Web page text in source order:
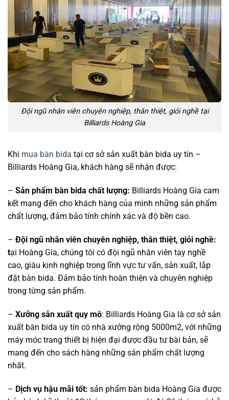
Đội ngũ nhân viên chuyên nghiệp, thân thiệt, giỏi nghề tại
Billiards Hoàng Gia
Khi mua bàn bida tại cơ sở sản xuất bàn bida uy tín –
Billiards Hoàng Gia, khách hàng sẽ nhận được:
– Sản phẩm bàn bida chất lượng: Billiards Hoàng Gia cam
kết mang đến cho khách hàng của mình những sản phẩm
chất lượng, đảm bảo tính chính xác và độ bền cao.
– Đội ngũ nhân viên chuyên nghiệp, thân thiệt, giỏi nghề:
tại Hoàng Gia, chúng tôi có đội ngũ nhân viên tay nghề
cao, giàu kinh nghiệp trong lĩnh vực tư vấn, sản xuất, lắp
đặt bàn bida. Đảm bảo tính hoàn thiện và chuyên nghiệp
trong từng sản phẩm.
– Xưởng sản xuất quy mô: Billiards Hoàng Gia là cơ sở sản
xuất bàn bida uy tín có nhà xưởng rộng 5000m2, với những
máy móc trang thiết bị hiện đại được đầu tư bài bản, sẽ
mang đến cho sách hàng những sản phẩm chất lượng
nhất.
– Dịch vụ hậu mãi tốt: sản phẩm bàn bida Hoàng Gia được